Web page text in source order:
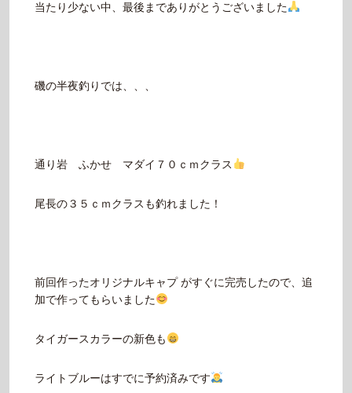
当たり少ない中、最後までありがとうございました
磯の半夜釣りでは、、、
通り岩 ふかせ マダイ７０ｃｍクラス
尾長の３５ｃｍクラスも釣れました！
前回作ったオリジナルキャプ がすぐに完売したので、追
加で作ってもらいました
タイガースカラーの新色も
ライトブルーはすでに予約済みです